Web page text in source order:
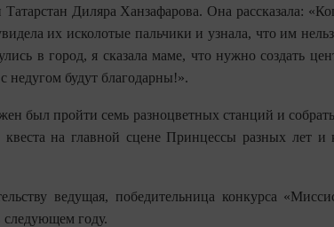
Диляра Ханзафарова. Она рассказала:
их исколотые пальчики и узнала, что им
в город, я сказала маме, что нужно создать
будут благодарны!».
был пройти семь разноцветных станций и
на главной сцене Принцессы разных лет и
ведущая, победительница конкурса
следующем году.